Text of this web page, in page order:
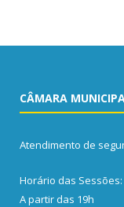
CÂMARA
Atendimento de
Horário das
A partir das 19h